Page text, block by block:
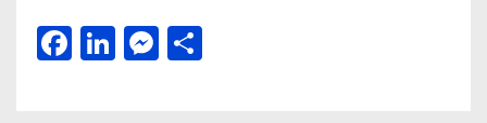
Facebook
LinkedIn
Messenger